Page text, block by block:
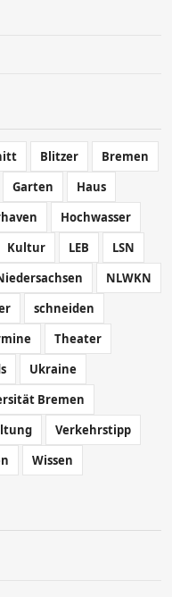
Blitzer
Bremen
Garten
Haus
Hochwasser
Kultur LEB
LSN
NLWKN
schneiden
Theater
Ukraine
Bremen
Verkehrstipp
Wissen